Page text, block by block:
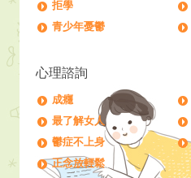
拒學
青少年憂鬱
心理諮詢
成癮
最了解女人
鬱症不上身
正念放輕鬆